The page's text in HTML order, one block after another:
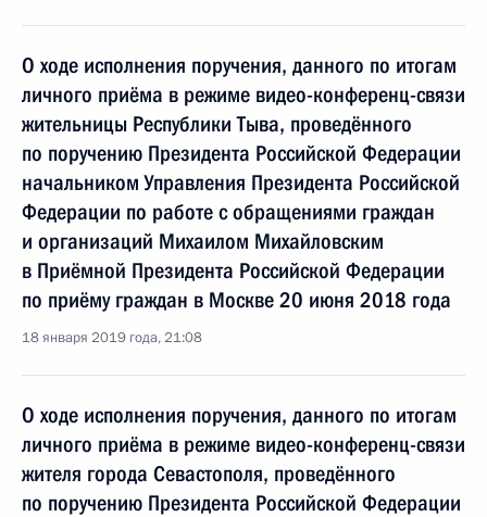
О ходе исполнения поручения, данного по итогам
личного приёма в режиме видео-конференц-связи
жительницы Республики Тыва, проведённого
по поручению Президента Российской Федерации
начальником Управления Президента Российской
Федерации по работе с обращениями граждан
и организаций Михаилом Михайловским
в Приёмной Президента Российской Федерации
по приёму граждан в Москве 20 июня 2018 года
18 января 2019 года, 21:08
О ходе исполнения поручения, данного по итогам
личного приёма в режиме видео-конференц-связи
жителя города Севастополя, проведённого
по поручению Президента Российской Федерации